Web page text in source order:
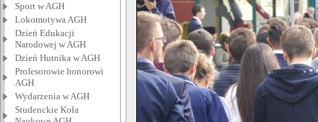
Sport w AGH
Lokomotywa AGH
Dzień Edukacji
Narodowej w AGH
Dzień Hutnika w AGH
Profesorowie honorowi
AGH
Wydarzenia w AGH
Studenckie Koła